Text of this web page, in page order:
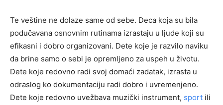
Te veštine ne dolaze same od sebe. Deca koja su bila
podučavana osnovnim rutinama izrastaju u ljude koji su
efikasni i dobro organizovani. Dete koje je razvilo naviku
da brine samo o sebi je opremljeno za uspeh u životu.
Dete koje redovno radi svoj domaći zadatak, izrasta u
odraslog ko dokumentaciju radi dobro i uvremenjeno.
Dete koje redovno uvežbava muzički instrument, sport ili